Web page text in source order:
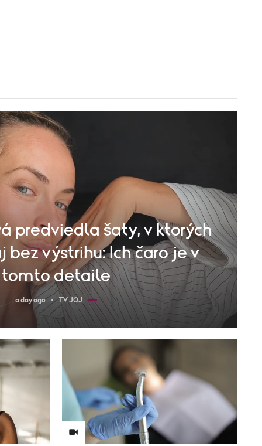
predviedla šaty, v ktorých
bez výstrihu: Ich čaro je v
tomto detaile
a day ago TV JOJ